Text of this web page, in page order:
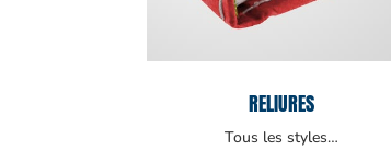
RELIURES
Tous les styles…